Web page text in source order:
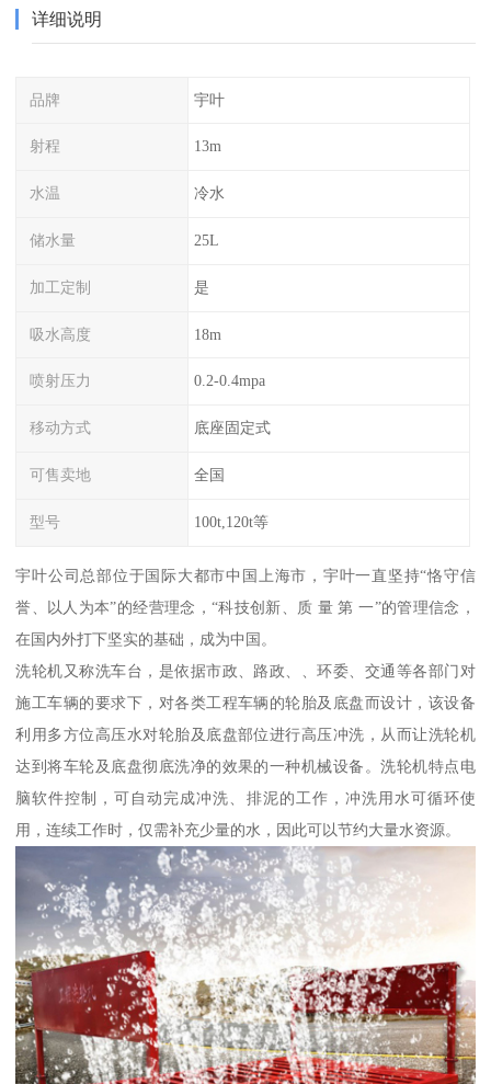
详细说明
品牌 宇叶
射程 13m
水温 冷水
储水量 25L
加工定制 是
吸水高度 18m
喷射压力 0.2-0.4mpa
移动方式 底座固定式
可售卖地 全国
型号 100t,120t等
宇叶公司总部位于国际大都市中国上海市，宇叶一直坚持“恪守信
誉、以人为本”的经营理念，“科技创新、质 量 第 一”的管理信念，
在国内外打下坚实的基础，成为中国。
洗轮机又称洗车台，是依据市政、路政、、环委、交通等各部门对
施工车辆的要求下，对各类工程车辆的轮胎及底盘而设计，该设备
利用多方位高压水对轮胎及底盘部位进行高压冲洗，从而让洗轮机
达到将车轮及底盘彻底洗净的效果的一种机械设备。洗轮机特点电
脑软件控制，可自动完成冲洗、排泥的工作，冲洗用水可循环使
用，连续工作时，仅需补充少量的水，因此可以节约大量水资源。